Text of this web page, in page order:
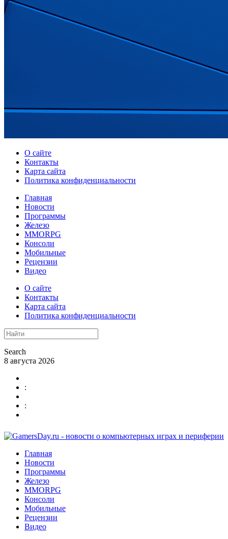
О сайте
Контакты
Карта сайта
Политика конфиденциальности
Главная
Новости
Программы
Железо
MMORPG
Консоли
Мобильные
Рецензии
Видео
О сайте
Контакты
Карта сайта
Политика конфиденциальности
Search
8 августа 2026
:
:
Главная
Новости
Программы
Железо
MMORPG
Консоли
Мобильные
Рецензии
Видео